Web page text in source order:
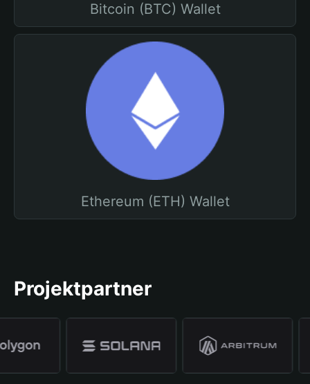
Bitcoin (BTC) Wallet
Ethereum (ETH) Wallet
Projektpartner